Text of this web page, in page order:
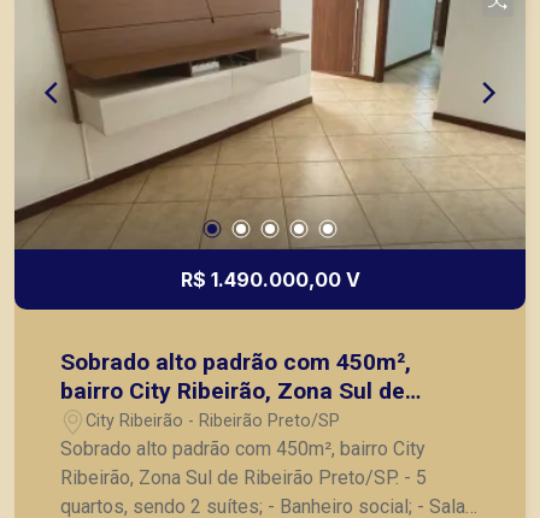
R$ 1.490.000,00 V
Sobrado alto padrão com 450m²,
bairro City Ribeirão, Zona Sul de
Ribeirão Preto/SP.
City Ribeirão - Ribeirão Preto/SP
Sobrado alto padrão com 450m², bairro City
Ribeirão, Zona Sul de Ribeirão Preto/SP. - 5
quartos, sendo 2 suítes; - Banheiro social; - Sala